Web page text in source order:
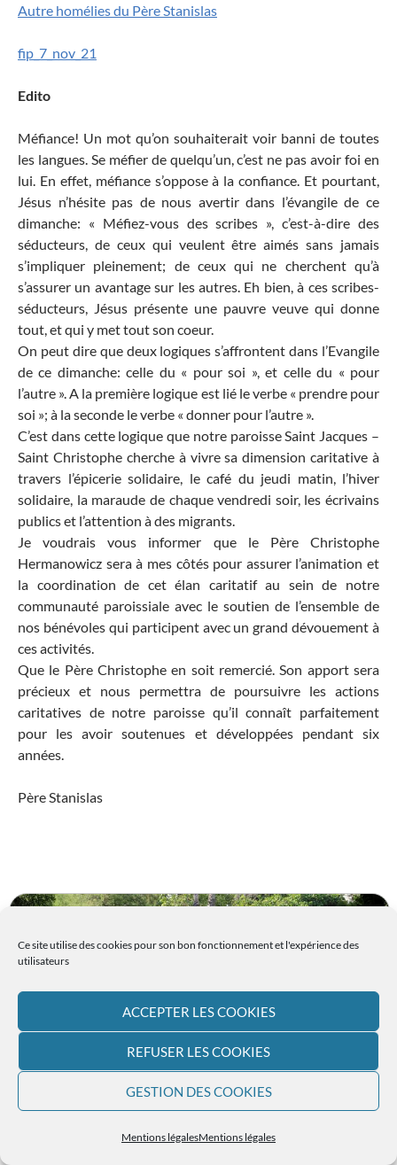
Ce site utilise des cookies pour son bon fonctionnement et l'expérience des
utilisateurs
ACCEPTER LES COOKIES
REFUSER LES COOKIES
GESTION DES COOKIES
Mentions légalesMentions légales
Autre homélies du Père Stanislas
fip_7_nov_21
Edito
Méfiance! Un mot qu’on souhaiterait voir banni de toutes
les langues. Se méfier de quelqu’un, c’est ne pas avoir foi en
lui. En effet, méfiance s’oppose à la confiance. Et pourtant,
Jésus n’hésite pas de nous avertir dans l’évangile de ce
dimanche: « Méfiez-vous des scribes », c’est-à-dire des
séducteurs, de ceux qui veulent être aimés sans jamais
s’impliquer pleinement; de ceux qui ne cherchent qu’à
s’assurer un avantage sur les autres. Eh bien, à ces scribes-
séducteurs, Jésus présente une pauvre veuve qui donne
tout, et qui y met tout son coeur.
On peut dire que deux logiques s’affrontent dans l’Evangile
de ce dimanche: celle du « pour soi », et celle du « pour
l’autre ». A la première logique est lié le verbe « prendre pour
soi »; à la seconde le verbe « donner pour l’autre ».
C’est dans cette logique que notre paroisse Saint Jacques –
Saint Christophe cherche à vivre sa dimension caritative à
travers l’épicerie solidaire, le café du jeudi matin, l’hiver
solidaire, la maraude de chaque vendredi soir, les écrivains
publics et l’attention à des migrants.
Je voudrais vous informer que le Père Christophe
Hermanowicz sera à mes côtés pour assurer l’animation et
la coordination de cet élan caritatif au sein de notre
communauté paroissiale avec le soutien de l’ensemble de
nos bénévoles qui participent avec un grand dévouement à
ces activités.
Que le Père Christophe en soit remercié. Son apport sera
précieux et nous permettra de poursuivre les actions
caritatives de notre paroisse qu’il connaît parfaitement
pour les avoir soutenues et développées pendant six
années.
Père Stanislas